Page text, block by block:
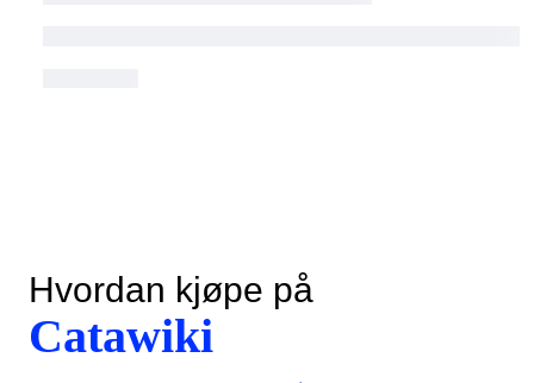
Hvordan kjøpe på
Catawiki